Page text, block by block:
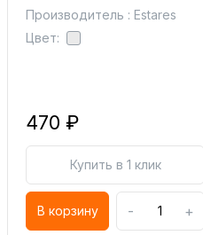
Производитель : Estares
Цвет:
470 ₽
Купить в 1 клик
В корзину - +